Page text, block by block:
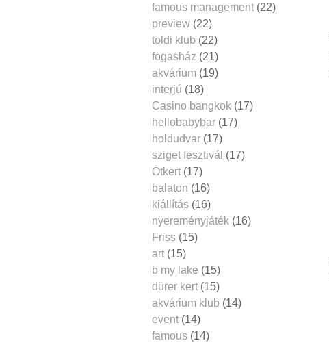
famous management (22)
preview (22)
toldi klub (22)
fogasház (21)
akvárium (19)
interjú (18)
Casino bangkok (17)
hellobabybar (17)
holdudvar (17)
sziget fesztivál (17)
Ötkert (17)
balaton (16)
kiállítás (16)
nyereményjáték (16)
Friss (15)
art (15)
b my lake (15)
dürer kert (15)
akvárium klub (14)
event (14)
famous (14)